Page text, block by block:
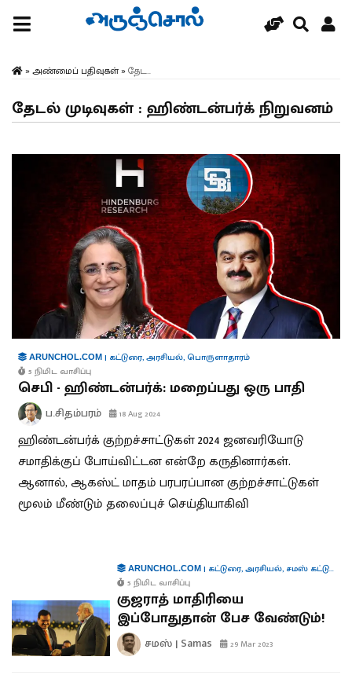
» அண்மைப் பதிவுகள்» தேட...
தேடல் முடிவுகள் : ஹிண்டன்பர்க் நிறுவனம்
ARUNCHOL.COM | கட்டுரை,அரசியல்,பொருளாதாரம்
5 நிமிட வாசிப்பு
செபி - ஹிண்டன்பர்க்: மறைப்பது ஒரு பாதி
ப.சிதம்பரம் 18 Aug 2024
ஹிண்டன்பர்க் குற்றச்சாட்டுகள் 2024 ஜனவரியோடு
சமாதிக்குப் போய்விட்டன என்றே கருதினார்கள்.
ஆனால், ஆகஸ்ட் மாதம் பரபரப்பான குற்றச்சாட்டுகள்
மூலம் மீண்டும் தலைப்புச் செய்தியாகிவி
ARUNCHOL.COM| கட்டுரை,அரசியல், சமஸ் கட்டுரை
5 நிமிட வாசிப்பு
குஜராத் மாதிரியை
இப்போதுதான் பேச வேண்டும்!
சமஸ் | Samas 29 Mar 2023